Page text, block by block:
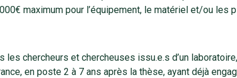
maximum pour l’équipement, le matériel et/ou les
chercheurs et chercheuses issu.e.s d’un
en poste 2 à 7 ans après la thèse, ayant déjà